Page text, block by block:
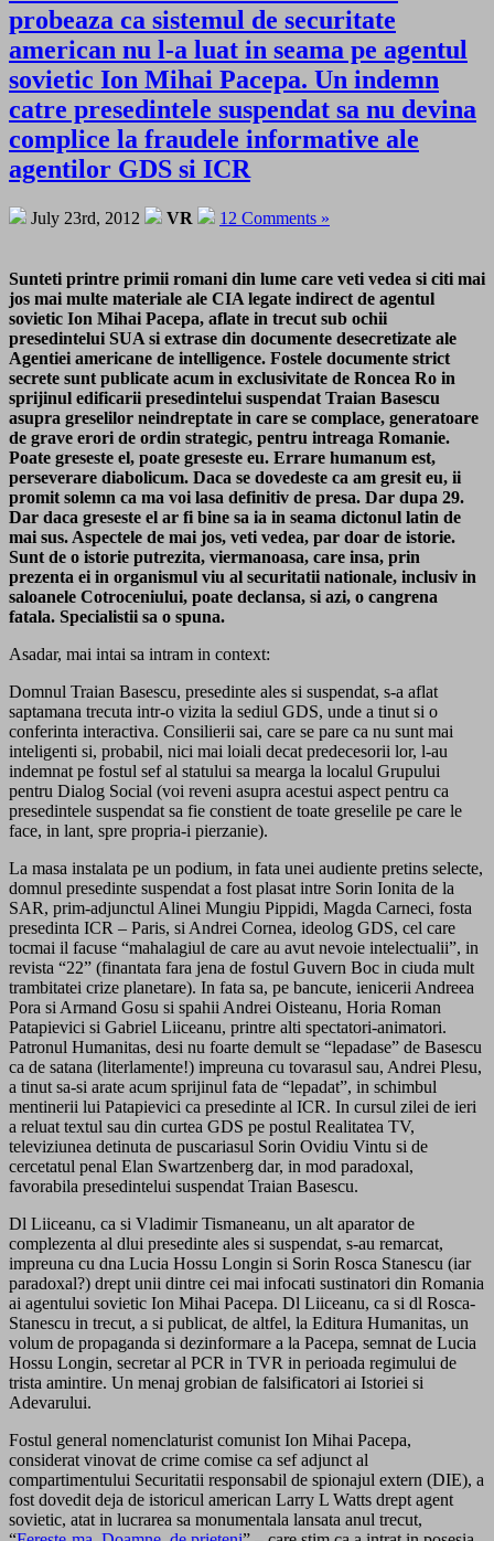
probeaza ca sistemul de securitate
american nu l-a luat in seama pe agentul
sovietic Ion Mihai Pacepa. Un indemn
catre presedintele suspendat sa nu devina
complice la fraudele informative ale
agentilor GDS si ICR
July 23rd, 2012 VR 12 Comments »
Sunteti printre primii romani din lume care veti vedea si citi mai
jos mai multe materiale ale CIA legate indirect de agentul
sovietic Ion Mihai Pacepa, aflate in trecut sub ochii
presedintelui SUA si extrase din documente desecretizate ale
Agentiei americane de intelligence. Fostele documente strict
secrete sunt publicate acum in exclusivitate de Roncea Ro in
sprijinul edificarii presedintelui suspendat Traian Basescu
asupra greselilor neindreptate in care se complace, generatoare
de grave erori de ordin strategic, pentru intreaga Romanie.
Poate greseste el, poate greseste eu. Errare humanum est,
perseverare diabolicum. Daca se dovedeste ca am gresit eu, ii
promit solemn ca ma voi lasa definitiv de presa. Dar dupa 29.
Dar daca greseste el ar fi bine sa ia in seama dictonul latin de
mai sus. Aspectele de mai jos, veti vedea, par doar de istorie.
Sunt de o istorie putrezita, viermanoasa, care insa, prin
prezenta ei in organismul viu al securitatii nationale, inclusiv in
saloanele Cotroceniului, poate declansa, si azi, o cangrena
fatala. Specialistii sa o spuna.
Asadar, mai intai sa intram in context:
Domnul Traian Basescu, presedinte ales si suspendat, s-a aflat
saptamana trecuta intr-o vizita la sediul GDS, unde a tinut si o
conferinta interactiva. Consilierii sai, care se pare ca nu sunt mai
inteligenti si, probabil, nici mai loiali decat predecesorii lor, l-au
indemnat pe fostul sef al statului sa mearga la localul Grupului
pentru Dialog Social (voi reveni asupra acestui aspect pentru ca
presedintele suspendat sa fie constient de toate greselile pe care le
face, in lant, spre propria-i pierzanie).
La masa instalata pe un podium, in fata unei audiente pretins selecte,
domnul presedinte suspendat a fost plasat intre Sorin Ionita de la
SAR, prim-adjunctul Alinei Mungiu Pippidi, Magda Carneci, fosta
presedinta ICR – Paris, si Andrei Cornea, ideolog GDS, cel care
tocmai il facuse “mahalagiul de care au avut nevoie intelectualii”, in
revista “22” (finantata fara jena de fostul Guvern Boc in ciuda mult
trambitatei crize planetare). In fata sa, pe bancute, ienicerii Andreea
Pora si Armand Gosu si spahii Andrei Oisteanu, Horia Roman
Patapievici si Gabriel Liiceanu, printre alti spectatori-animatori.
Patronul Humanitas, desi nu foarte demult se “lepadase” de Basescu
ca de satana (literlamente!) impreuna cu tovarasul sau, Andrei Plesu,
a tinut sa-si arate acum sprijinul fata de “lepadat”, in schimbul
mentinerii lui Patapievici ca presedinte al ICR. In cursul zilei de ieri
a reluat textul sau din curtea GDS pe postul Realitatea TV,
televiziunea detinuta de puscariasul Sorin Ovidiu Vintu si de
cercetatul penal Elan Swartzenberg dar, in mod paradoxal,
favorabila presedintelui suspendat Traian Basescu.
Dl Liiceanu, ca si Vladimir Tismaneanu, un alt aparator de
complezenta al dlui presedinte ales si suspendat, s-au remarcat,
impreuna cu dna Lucia Hossu Longin si Sorin Rosca Stanescu (iar
paradoxal?) drept unii dintre cei mai infocati sustinatori din Romania
ai agentului sovietic Ion Mihai Pacepa. Dl Liiceanu, ca si dl Rosca-
Stanescu in trecut, a si publicat, de altfel, la Editura Humanitas, un
volum de propaganda si dezinformare a la Pacepa, semnat de Lucia
Hossu Longin, secretar al PCR in TVR in perioada regimului de
trista amintire. Un menaj grobian de falsificatori ai Istoriei si
Adevarului.
Fostul general nomenclaturist comunist Ion Mihai Pacepa,
considerat vinovat de crime comise ca sef adjunct al
compartimentului Securitatii responsabil de spionajul extern (DIE), a
fost dovedit deja de istoricul american Larry L Watts drept agent
sovietic, atat in lucrarea sa monumentala lansata anul trecut,